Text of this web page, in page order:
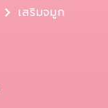
เสริมจมูก